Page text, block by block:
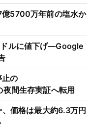
億5700万年前の塩水か
ルに値下げ―Google
の
間生存実証へ転用
価格は最大約6.3万円